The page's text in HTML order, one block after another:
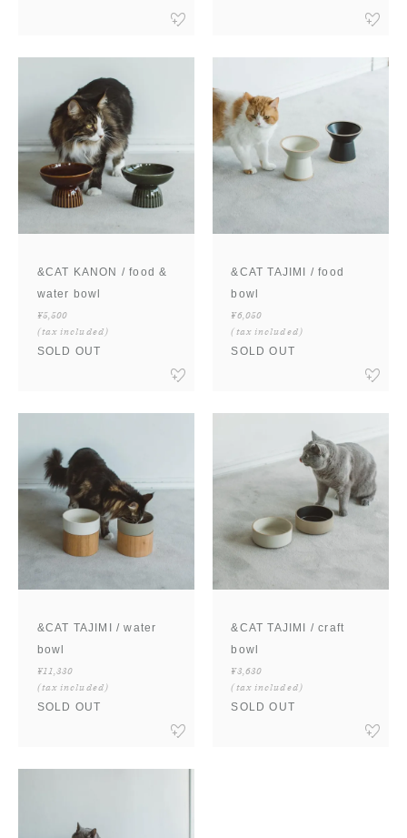
&CAT KANON / food &
water bowl
¥5,500
(tax included)
SOLD OUT
&CAT TAJIMI / food
bowl
¥6,050
(tax included)
SOLD OUT
&CAT TAJIMI / water
bowl
¥11,330
(tax included)
SOLD OUT
&CAT TAJIMI / craft
bowl
¥3,630
(tax included)
SOLD OUT